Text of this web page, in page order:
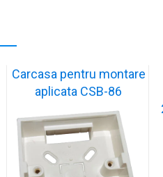
Carcasa pentru montare
aplicata CSB-86